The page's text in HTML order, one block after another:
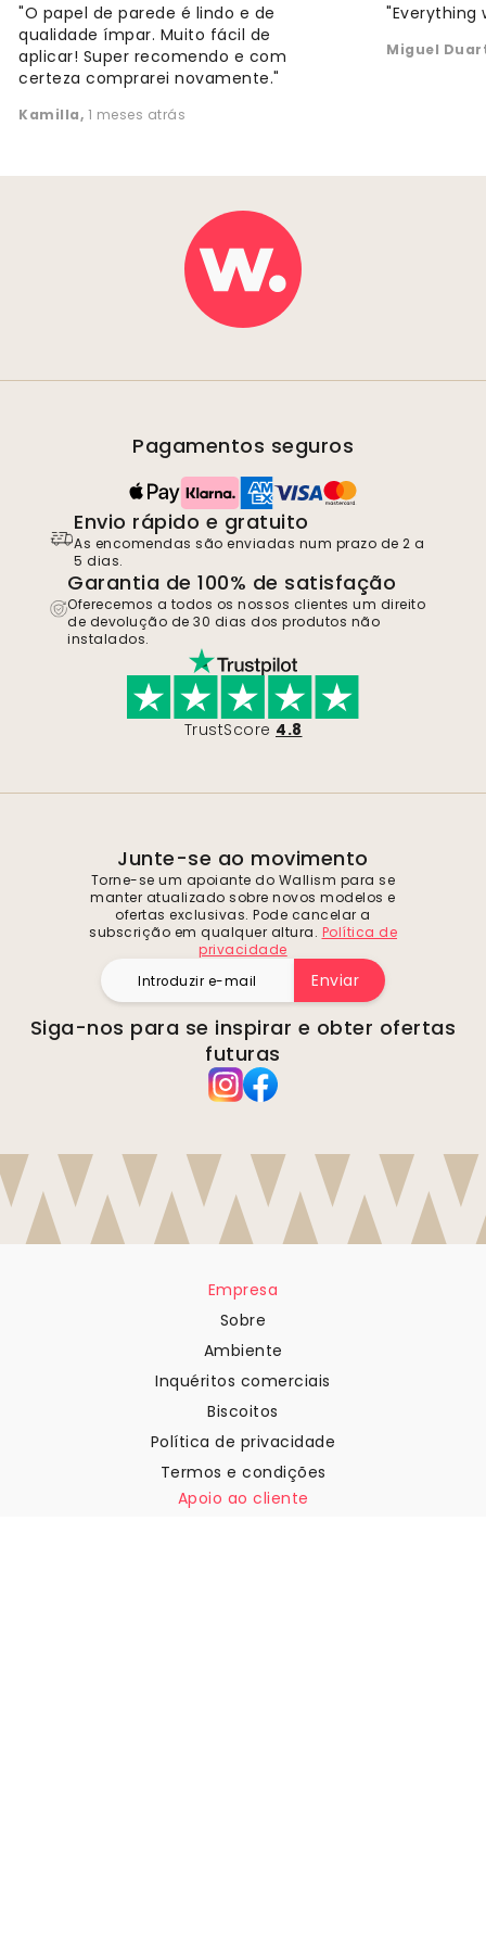
"O papel de parede é lindo e de
qualidade ímpar. Muito fácil de
aplicar! Super recomendo e com
certeza comprarei novamente."
Kamilla, 1 meses atrás
"Everything
Miguel
Pagamentos seguros
Envio rápido e gratuito
As encomendas são enviadas num prazo de 2 a
5 dias.
Garantia de 100% de satisfação
Oferecemos a todos os nossos clientes um direito
de devolução de 30 dias dos produtos não
instalados.
TrustScore 4.8
Junte-se ao movimento
Torne-se um apoiante do Wallism para se
manter atualizado sobre novos modelos e
ofertas exclusivas. Pode cancelar a
subscrição em qualquer altura. Política de
privacidade
Enviar
Siga-nos para se inspirar e obter ofertas
futuras
Empresa
Sobre
Ambiente
Inquéritos comerciais
Biscoitos
Política de privacidade
Termos e condições
Apoio ao cliente